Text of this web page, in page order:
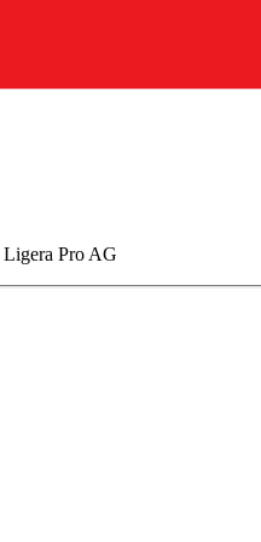
Pro AG